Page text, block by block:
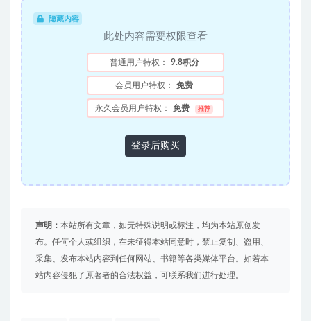
隐藏内容
此处内容需要权限查看
普通用户特权： 9.8积分
会员用户特权： 免费
永久会员用户特权： 免费 推荐
登录后购买
声明： 本站所有文章，如无特殊说明或标注，均为本站原创发
布。任何个人或组织，在未征得本站同意时，禁止复制、盗用、
采集、发布本站内容到任何网站、书籍等各类媒体平台。如若本
站内容侵犯了原著者的合法权益，可联系我们进行处理。